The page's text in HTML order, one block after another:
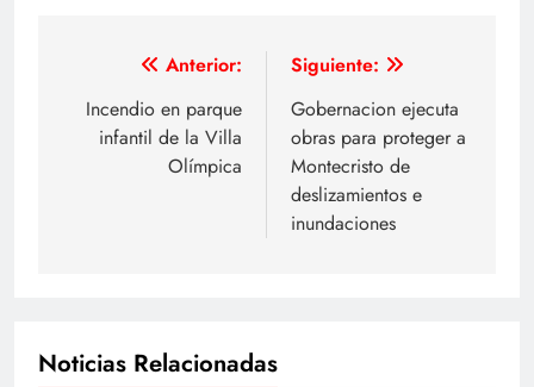
Navegación
de
entradas
Anterior:
Incendio en parque
infantil de la Villa
Olímpica
Siguiente:
Gobernacion ejecuta
obras para proteger a
Montecristo de
deslizamientos e
inundaciones
Noticias Relacionadas